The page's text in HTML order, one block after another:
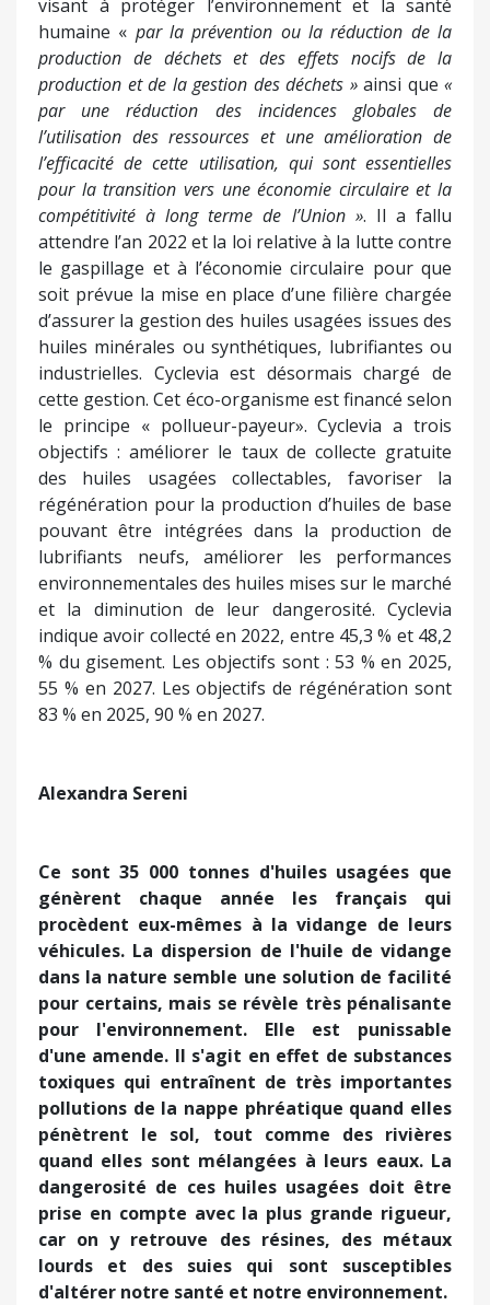
visant à protéger l’environnement et la santé
humaine « par la prévention ou la réduction de la
production de déchets et des effets nocifs de la
production et de la gestion des déchets » ainsi que «
par une réduction des incidences globales de
l’utilisation des ressources et une amélioration de
l’efficacité de cette utilisation, qui sont essentielles
pour la transition vers une économie circulaire et la
compétitivité à long terme de l’Union ». Il a fallu
attendre l’an 2022 et la loi relative à la lutte contre
le gaspillage et à l’économie circulaire pour que
soit prévue la mise en place d’une filière chargée
d’assurer la gestion des huiles usagées issues des
huiles minérales ou synthétiques, lubrifiantes ou
industrielles. Cyclevia est désormais chargé de
cette gestion. Cet éco-organisme est financé selon
le principe « pollueur-payeur». Cyclevia a trois
objectifs : améliorer le taux de collecte gratuite
des huiles usagées collectables, favoriser la
régénération pour la production d’huiles de base
pouvant être intégrées dans la production de
lubrifiants neufs, améliorer les performances
environnementales des huiles mises sur le marché
et la diminution de leur dangerosité. Cyclevia
indique avoir collecté en 2022, entre 45,3 % et 48,2
% du gisement. Les objectifs sont : 53 % en 2025,
55 % en 2027. Les objectifs de régénération sont
83 % en 2025, 90 % en 2027.
Alexandra Sereni
Ce sont 35 000 tonnes d'huiles usagées que
génèrent chaque année les français qui
procèdent eux-mêmes à la vidange de leurs
véhicules. La dispersion de l'huile de vidange
dans la nature semble une solution de facilité
pour certains, mais se révèle très pénalisante
pour l'environnement. Elle est punissable
d'une amende. Il s'agit en effet de substances
toxiques qui entraînent de très importantes
pollutions de la nappe phréatique quand elles
pénètrent le sol, tout comme des rivières
quand elles sont mélangées à leurs eaux. La
dangerosité de ces huiles usagées doit être
prise en compte avec la plus grande rigueur,
car on y retrouve des résines, des métaux
lourds et des suies qui sont susceptibles
d'altérer notre santé et notre environnement.